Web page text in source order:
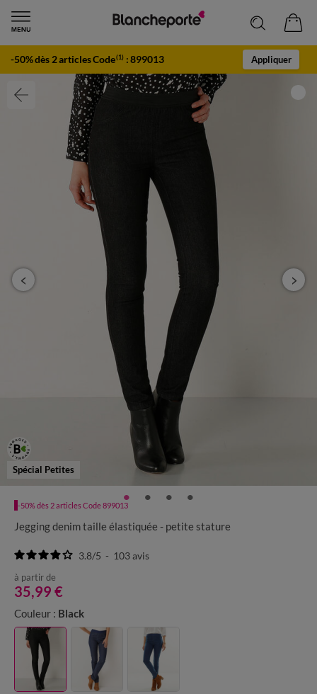
-50% dès 2 articles Code(1) :899013 Appliquer
Spécial Petites
-50% dès 2 articles Code 899013
Jegging denim taille élastiquée - petite stature
3.8/5 - 103avis
à partir de
35,99 €
Couleur : Black